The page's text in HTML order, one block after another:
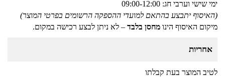
ימי שישי וערבי חג: 09:00-12:00
(האיסוף יתבצע בהתאם למועדי ההספקה הרשומים בפרטי המוצר)
מיקום האיסוף הינו מחסן בלבד – לא ניתן לבצע רכישה במקום.
אחריות
לטיב המוצר בעת קבלתו